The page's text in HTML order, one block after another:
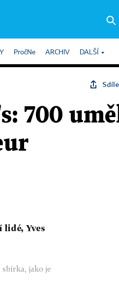
PročNe ARCHIV DALŠÍ
700
Yves
jako je